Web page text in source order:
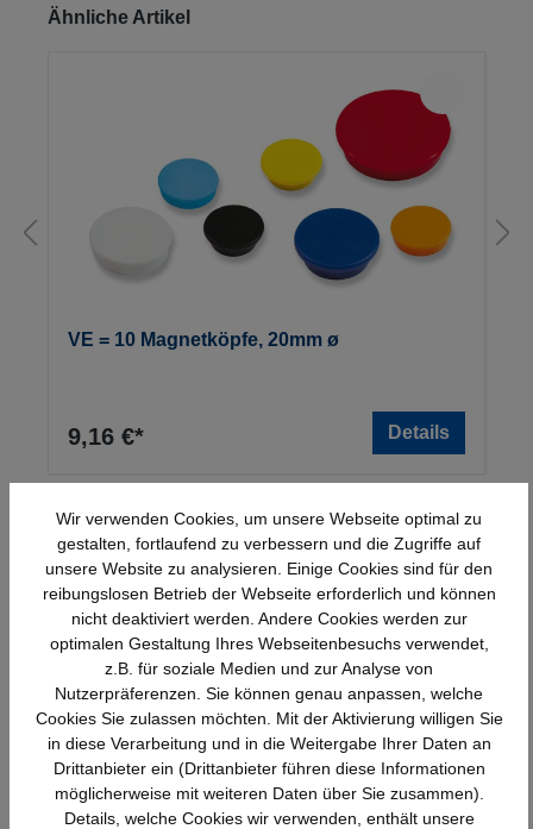
Produktgalerie überspringen
Ähnliche Artikel
VE = 10 Magnetköpfe, 20mm ø
9,16 €* Details
Schnelle Lieferung
Bundesweit
Topmarken
Faire Preise
Erfahrung
Bewährt seit 1958
Kostenlose Beratung
(04205) 635940
Wir verwenden Cookies, um unsere Webseite optimal zu
gestalten, fortlaufend zu verbessern und die Zugriffe auf
unsere Website zu analysieren. Einige Cookies sind für den
reibungslosen Betrieb der Webseite erforderlich und können
nicht deaktiviert werden. Andere Cookies werden zur
optimalen Gestaltung Ihres Webseitenbesuchs verwendet,
z.B. für soziale Medien und zur Analyse von
Nutzerpräferenzen. Sie können genau anpassen, welche
Cookies Sie zulassen möchten. Mit der Aktivierung willigen Sie
in diese Verarbeitung und in die Weitergabe Ihrer Daten an
Drittanbieter ein (Drittanbieter führen diese Informationen
möglicherweise mit weiteren Daten über Sie zusammen).
Details, welche Cookies wir verwenden, enthält unsere